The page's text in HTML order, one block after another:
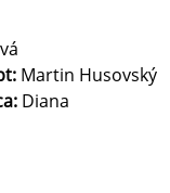
Martin Husovský
Diana